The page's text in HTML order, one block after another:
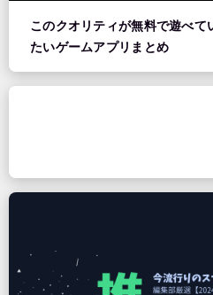
このクオリティが無料で遊べて
たいゲームアプリまとめ